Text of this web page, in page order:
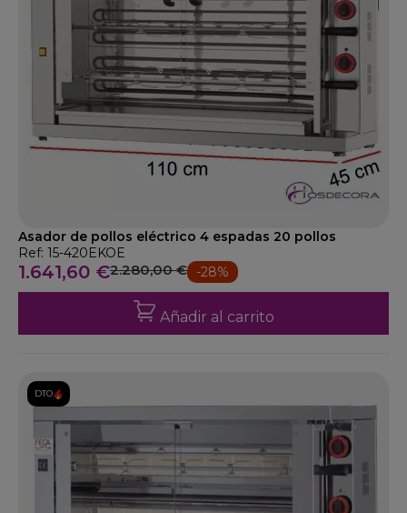
Asador de pollos eléctrico 4 espadas 20 pollos
Ref: 15-420EKOE
1.641,60 €2.280,00 € -28%
Añadir al carrito
DTO.